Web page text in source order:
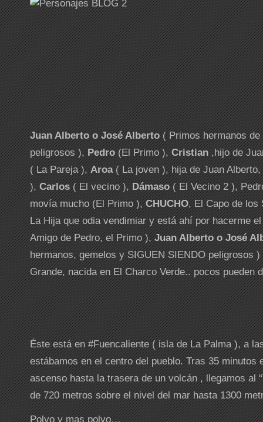
Juan Alberto o José Alberto( Primos hermanos de
peligrosos ),Pedro(El Primo ),Cristian,hijo de
( La Pareja ),Aroa( La joven ), hija de Juan
),Carlos( El vecino ),Dámaso( El Vecino 2 ),
movía mucho (El Primo ),CHUCHO, El Capo de los
La Hija que odia vendimiar y está ahí por hacerme
Amigo de Pedro, el Primo ),Juan Alberto o José
hermanos, gemelos y SIGUEN SIENDO peligrosos
Grande, nacida en El Charco Verde.. pocos pueden
Éste está en #Fuencaliente ( isla de La Palma ), a
estábamos en el centro del pueblo. Tras 35 minutos
ascenso hasta la trasera de un volcán , llegamos al
de 720 metros sobre el nivel del mar hasta 1300
Polvo y mas polvo…